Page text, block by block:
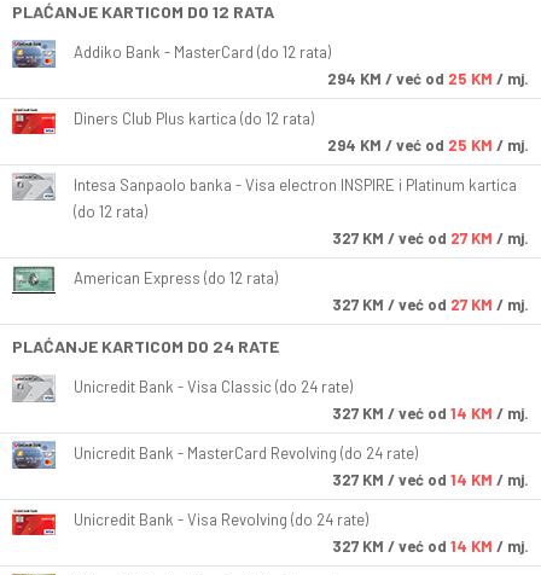
PLAĆANJE KARTICOM DO 12 RATA
Addiko Bank - MasterCard (do 12 rata)
294 KM / već od 25 KM / mj.
Diners Club Plus kartica (do 12 rata)
294 KM / već od 25 KM / mj.
Intesa Sanpaolo banka - Visa electron INSPIRE i Platinum kartica
(do 12 rata)
327 KM / već od 27 KM / mj.
American Express (do 12 rata)
327 KM / već od 27 KM / mj.
PLAĆANJE KARTICOM DO 24 RATE
Unicredit Bank - Visa Classic (do 24 rate)
327 KM / već od 14 KM / mj.
Unicredit Bank - MasterCard Revolving (do 24 rate)
327 KM / već od 14 KM / mj.
Unicredit Bank - Visa Revolving (do 24 rate)
327 KM / već od 14 KM / mj.